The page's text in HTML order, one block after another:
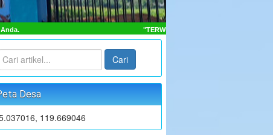
"TERWUJUDNYA MASYARAKAT DESA SAMBUEJA LEBIH
Cari
Desa
119.669046